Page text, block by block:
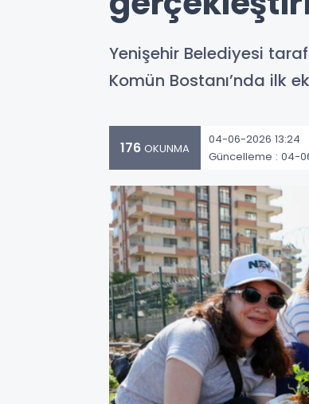
Yenişehir Belediyesi
Komün Bostanı’nda ilk
176 OKUNMA
04-06-2026 13:24
Güncelleme : 04-